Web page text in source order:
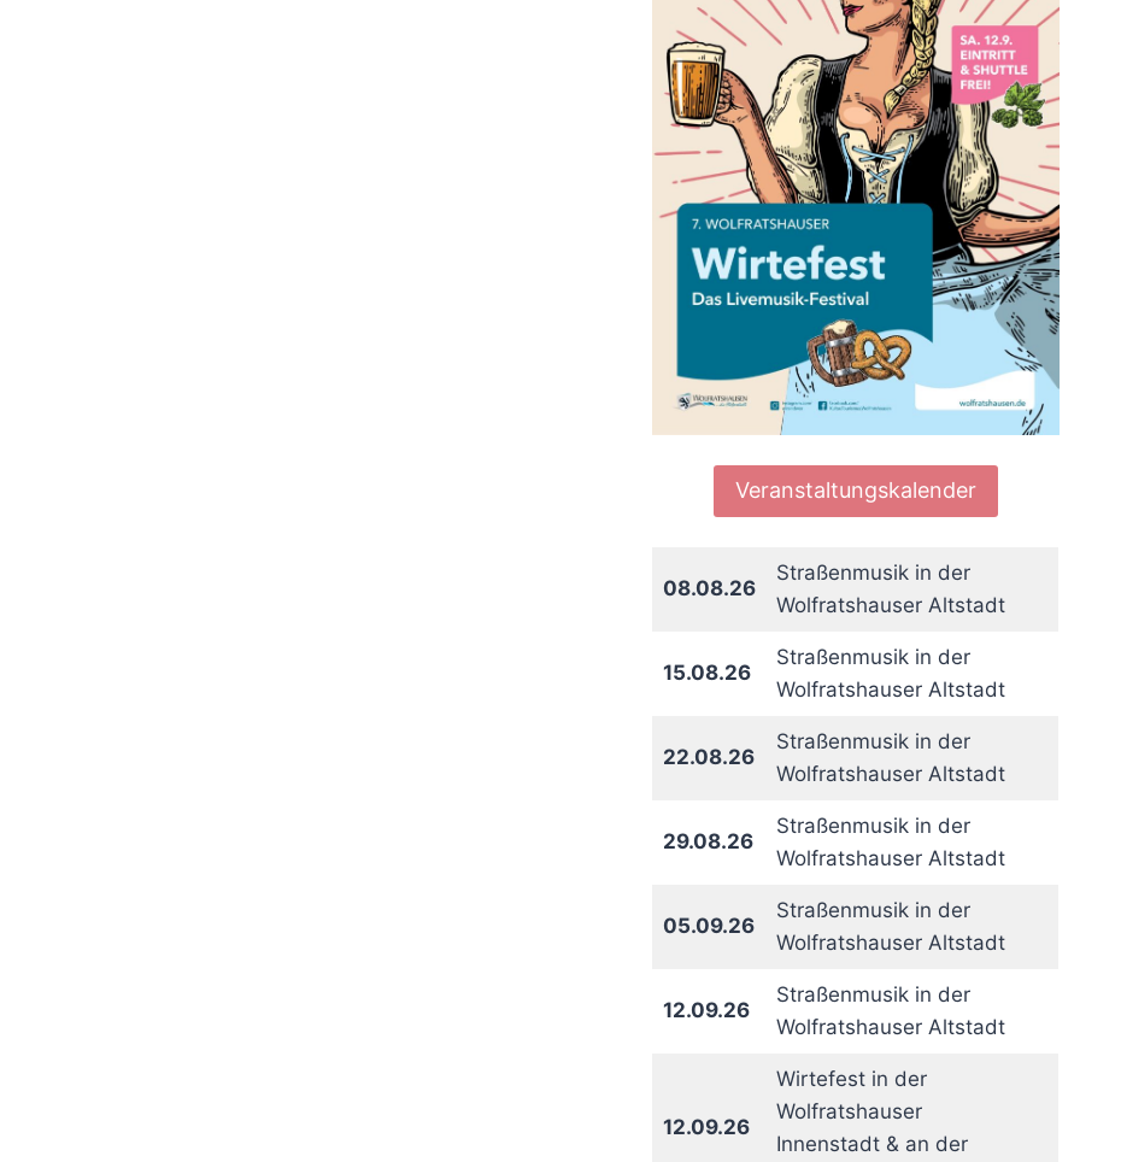
Veranstaltungskalender
08.08.26
Straßenmusik in der
Wolfratshauser Altstadt
15.08.26
Straßenmusik in der
Wolfratshauser Altstadt
22.08.26
Straßenmusik in der
Wolfratshauser Altstadt
29.08.26
Straßenmusik in der
Wolfratshauser Altstadt
05.09.26
Straßenmusik in der
Wolfratshauser Altstadt
12.09.26
Straßenmusik in der
Wolfratshauser Altstadt
12.09.26
Wirtefest in der
Wolfratshauser
Innenstadt & an der